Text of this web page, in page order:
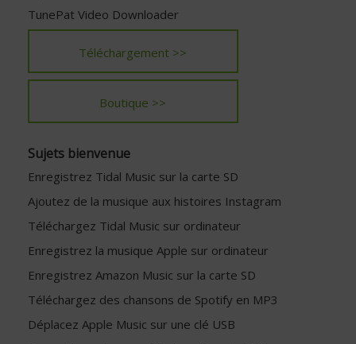
TunePat Video Downloader
Téléchargement >>
Boutique >>
Sujets bienvenue
Enregistrez Tidal Music sur la carte SD
Ajoutez de la musique aux histoires Instagram
Téléchargez Tidal Music sur ordinateur
Enregistrez la musique Apple sur ordinateur
Enregistrez Amazon Music sur la carte SD
Téléchargez des chansons de Spotify en MP3
Déplacez Apple Music sur une clé USB